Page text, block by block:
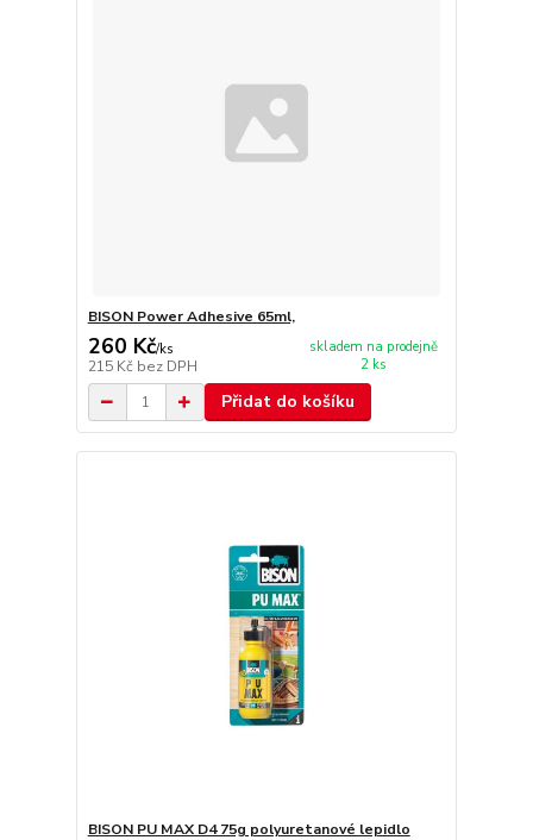
BISON Power Adhesive 65ml,
260 Kč/ks
215 Kč bez DPH
skladem na prodejně
2 ks
Přidat do košíku
BISON PU MAX D4 75g polyuretanové lepidlo